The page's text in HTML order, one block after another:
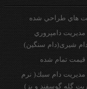
هاي طراحي شده
مديريت دامپروري
شیری(دام سنگین)
قيمت تمام شده
مدیریت دام سبك( نرم
گله گوسفند و بز)